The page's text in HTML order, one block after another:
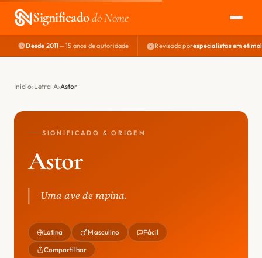
Significadodo Nome
EXPLORAR
NOME PERFEITO
Desde 2011— 15 anos de autoridade Revisado porespecialistas em
Início Letra A Astor
SIGNIFICADO & ORIGEM
Astor
Uma ave de rapina.
Latina Masculino Fácil
Compartilhar